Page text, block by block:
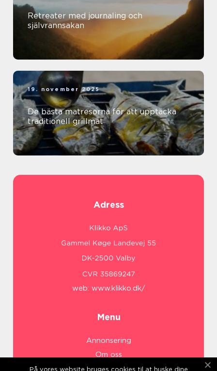
Retreater med journaling och
självrannsakan
19. november 2025
De bästa matresorna för att upptäcka
traditionell grillmat
Adress
web: www.klikko.dk/
Menu
Annonsering
Om oss
Cookies
På vores website bruges cookies til at huske dine